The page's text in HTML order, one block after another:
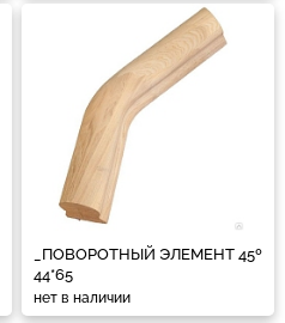
_ПОВОРОТНЫЙ ЭЛЕМЕНТ 45º
44*65
нет в наличии